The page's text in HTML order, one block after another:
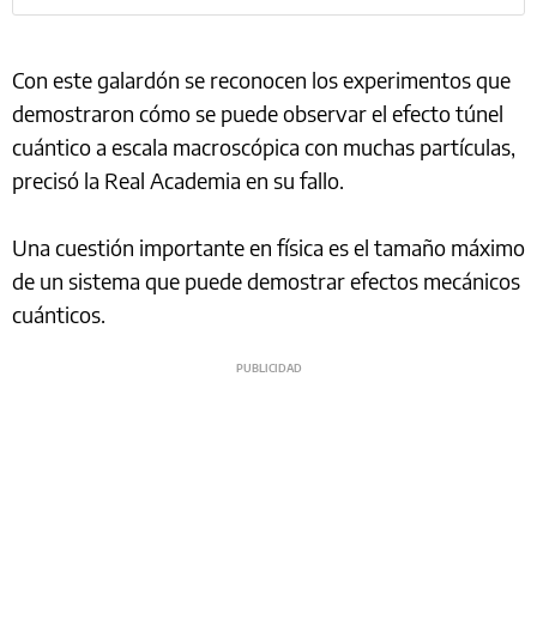
Con este galardón se reconocen los experimentos que
demostraron cómo se puede observar el efecto túnel
cuántico a escala macroscópica con muchas partículas,
precisó la Real Academia en su fallo.
Una cuestión importante en física es el tamaño máximo
de un sistema que puede demostrar efectos mecánicos
cuánticos.